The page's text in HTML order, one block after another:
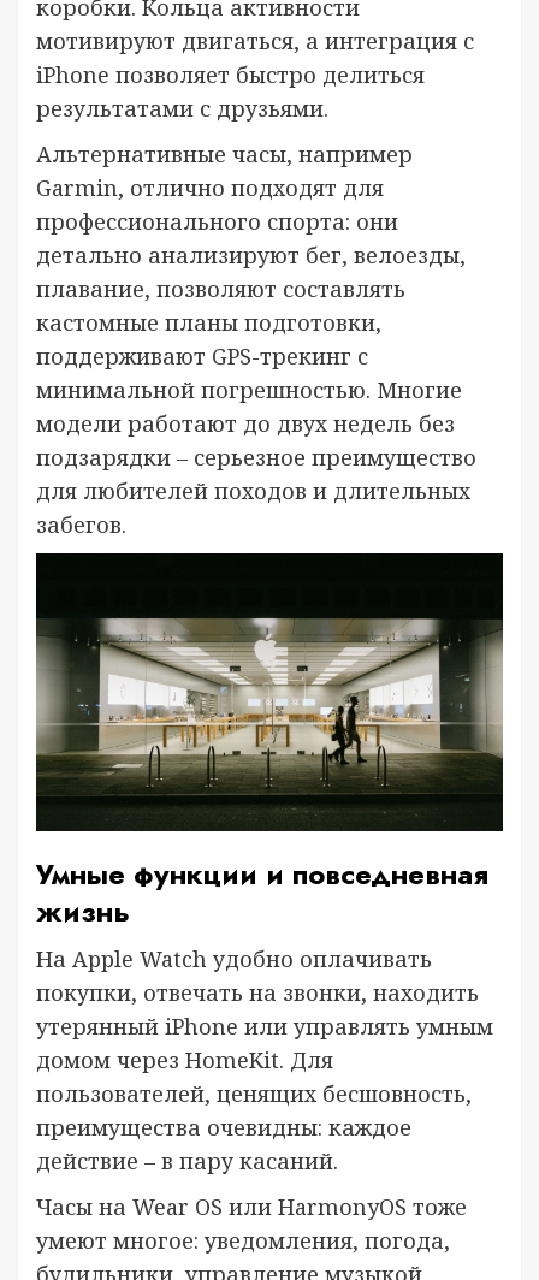
коробки. Кольца активности
мотивируют двигаться, а интеграция с
iPhone позволяет быстро делиться
результатами с друзьями.
Альтернативные часы, например
Garmin, отлично подходят для
профессионального спорта: они
детально анализируют бег, велоезды,
плавание, позволяют составлять
кастомные планы подготовки,
поддерживают GPS-трекинг с
минимальной погрешностью. Многие
модели работают до двух недель без
подзарядки – серьезное преимущество
для любителей походов и длительных
забегов.
Умные функции и повседневная
жизнь
На Apple Watch удобно оплачивать
покупки, отвечать на звонки, находить
утерянный iPhone или управлять умным
домом через HomeKit. Для
пользователей, ценящих бесшовность,
преимущества очевидны: каждое
действие – в пару касаний.
Часы на Wear OS или HarmonyOS тоже
умеют многое: уведомления, погода,
будильники, управление музыкой,